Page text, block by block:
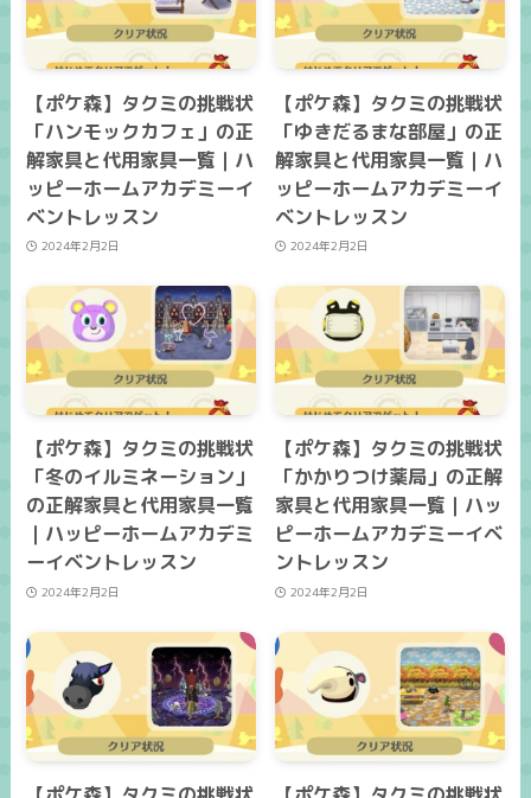
【ポケ森】タクミの挑戦状
「ハンモックカフェ」の正
解家具と代用家具一覧｜ハ
ッピーホームアカデミーイ
ベントレッスン
2024年2月2日
【ポケ森】タクミの挑戦状
「ゆきだるまな部屋」の正
解家具と代用家具一覧｜ハ
ッピーホームアカデミーイ
ベントレッスン
2024年2月2日
【ポケ森】タクミの挑戦状
「冬のイルミネーション」
の正解家具と代用家具一覧
｜ハッピーホームアカデミ
ーイベントレッスン
2024年2月2日
【ポケ森】タクミの挑戦状
「かかりつけ薬局」の正解
家具と代用家具一覧｜ハッ
ピーホームアカデミーイベ
ントレッスン
2024年2月2日